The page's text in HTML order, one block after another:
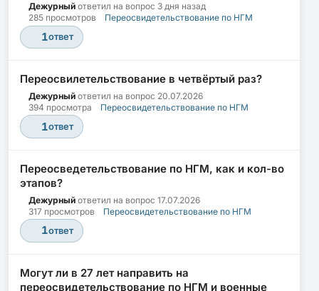
Дежурный ответил на вопрос 3 дня назад
285 просмотров
Переосвидетельствование по НГМ
1ответ
Переосвилетельствование в четвёртый раз?
Дежурный ответил на вопрос 20.07.2026
394 просмотра
Переосвидетельствование по НГМ
1ответ
Переосведетельствование по НГМ, как и кол-во
этапов?
Дежурный ответил на вопрос 17.07.2026
317 просмотров
Переосвидетельствование по НГМ
1ответ
Могут ли в 27 лет направить на
переосвидетельствование по НГМ и военные